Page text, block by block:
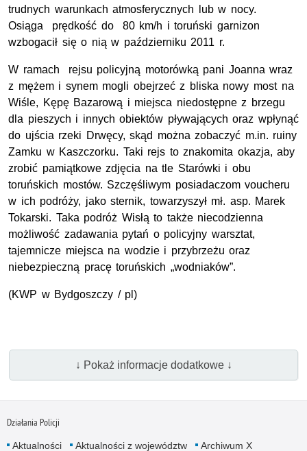
trudnych warunkach atmosferycznych lub w nocy.
Osiąga prędkość do 80 km/h i toruński garnizon
wzbogacił się o nią w październiku 2011 r.
W ramach rejsu policyjną motorówką pani Joanna wraz
z mężem i synem mogli obejrzeć z bliska nowy most na
Wiśle, Kępę Bazarową i miejsca niedostępne z brzegu
dla pieszych i innych obiektów pływających oraz wpłynąć
do ujścia rzeki Drwęcy, skąd można zobaczyć m.in. ruiny
Zamku w Kaszczorku. Taki rejs to znakomita okazja, aby
zrobić pamiątkowe zdjęcia na tle Starówki i obu
toruńskich mostów. Szczęśliwym posiadaczom voucheru
w ich podróży, jako sternik, towarzyszył mł. asp. Marek
Tokarski. Taka podróż Wisłą to także niecodzienna
możliwość zadawania pytań o policyjny warsztat,
tajemnicze miejsca na wodzie i przybrzeżu oraz
niebezpieczną pracę toruńskich „wodniaków”.
(KWP w Bydgoszczy / pl)
↓ Pokaż informacje dodatkowe ↓
Działania Policji
Aktualności Aktualności z województw
Archiwum X